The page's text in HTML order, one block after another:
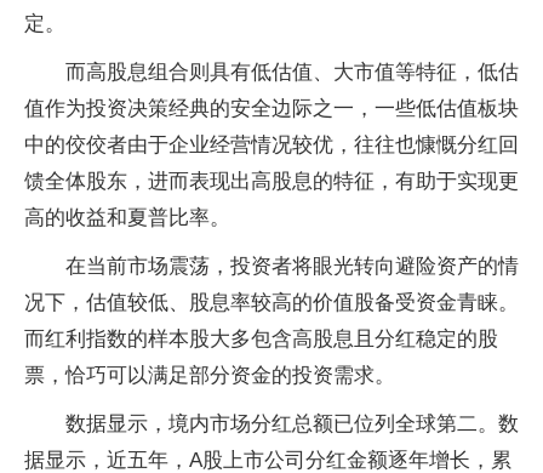
定。
而高股息组合则具有低估值、大市值等特征，低估
值作为投资决策经典的安全边际之一，一些低估值板块
中的佼佼者由于企业经营情况较优，往往也慷慨分红回
馈全体股东，进而表现出高股息的特征，有助于实现更
高的收益和夏普比率。
在当前市场震荡，投资者将眼光转向避险资产的情
况下，估值较低、股息率较高的价值股备受资金青睐。
而红利指数的样本股大多包含高股息且分红稳定的股
票，恰巧可以满足部分资金的投资需求。
数据显示，境内市场分红总额已位列全球第二。数
据显示，近五年，A股上市公司分红金额逐年增长，累